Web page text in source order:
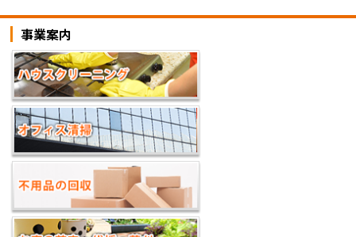
b
o
o
k
a Li
n
k
事業案内